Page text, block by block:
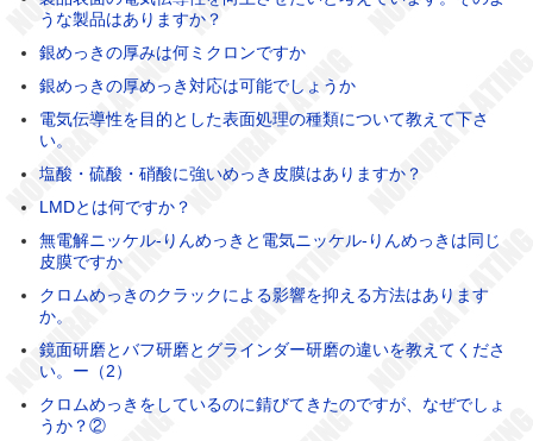
うな製品はありますか？
銀めっきの厚みは何ミクロンですか
銀めっきの厚めっき対応は可能でしょうか
電気伝導性を目的とした表面処理の種類について教えて下さ
い。
塩酸・硫酸・硝酸に強いめっき皮膜はありますか？
LMDとは何ですか？
無電解ニッケル-りんめっきと電気ニッケル-りんめっきは同じ
皮膜ですか
クロムめっきのクラックによる影響を抑える方法はあります
か。
鏡面研磨とバフ研磨とグラインダー研磨の違いを教えてくださ
い。ー（2）
クロムめっきをしているのに錆びてきたのですが、なぜでしょ
うか？②